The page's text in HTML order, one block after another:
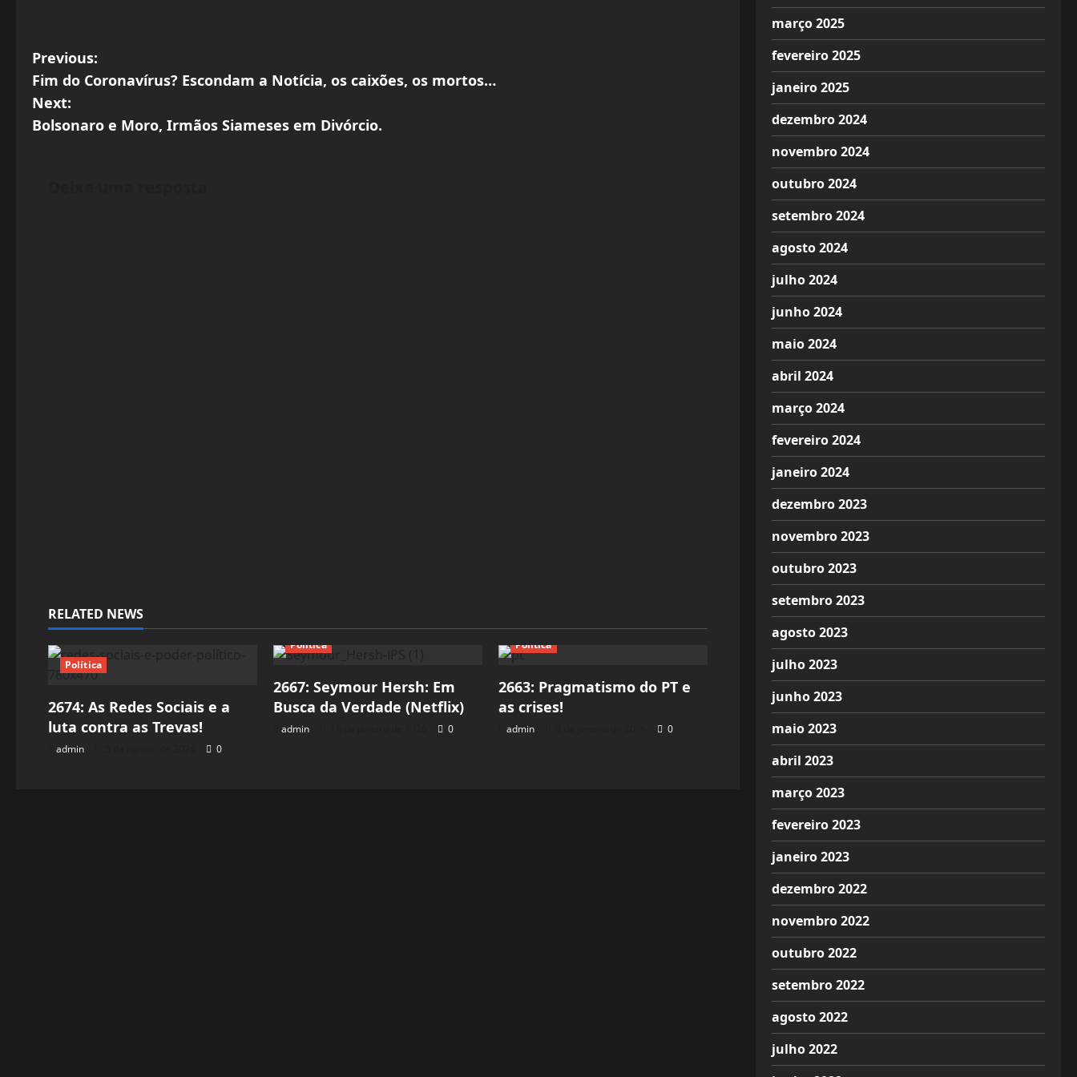
P
o
s
Previous:
Fim do Coronavírus? Escondam a Notícia, os caixões, os mortos…
Next:
Bolsonaro e Moro, Irmãos Siameses em Divórcio.
RELATED NEWS
Política
2674: As Redes Sociais e a
luta contra as Trevas!
admin 0
Política
2667: Seymour Hersh: Em
Busca da Verdade (Netflix)
admin 0
Política
2663: Pragmatismo do PT e
as crises!
admin 0
março 2025
fevereiro 2025
janeiro 2025
dezembro 2024
novembro 2024
outubro 2024
setembro 2024
agosto 2024
julho 2024
junho 2024
maio 2024
abril 2024
março 2024
fevereiro 2024
janeiro 2024
dezembro 2023
novembro 2023
outubro 2023
setembro 2023
agosto 2023
julho 2023
junho 2023
maio 2023
abril 2023
março 2023
fevereiro 2023
janeiro 2023
dezembro 2022
novembro 2022
outubro 2022
setembro 2022
agosto 2022
julho 2022